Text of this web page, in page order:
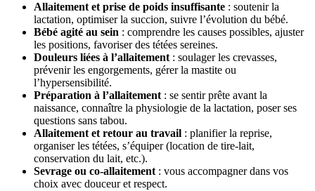
Allaitement et prise de poids insuffisante : soutenir la
lactation, optimiser la succion, suivre l’évolution du bébé.
Bébé agité au sein : comprendre les causes possibles, ajuster
les positions, favoriser des tétées sereines.
Douleurs liées à l’allaitement : soulager les crevasses,
prévenir les engorgements, gérer la mastite ou
l’hypersensibilité.
Préparation à l’allaitement : se sentir prête avant la
naissance, connaître la physiologie de la lactation, poser ses
questions sans tabou.
Allaitement et retour au travail : planifier la reprise,
organiser les tétées, s’équiper (location de tire-lait,
conservation du lait, etc.).
Sevrage ou co-allaitement : vous accompagner dans vos
choix avec douceur et respect.